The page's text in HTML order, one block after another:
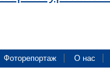
Фоторепортаж О нас